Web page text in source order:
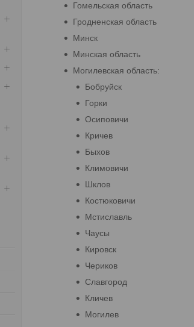
Гомельская область
Гродненская область
Минск
Минская область
Могилевская область:
Бобруйск
Горки
Осиповичи
Кричев
Быхов
Климовичи
Шклов
Костюковичи
Мстиславль
Чаусы
Кировск
Чериков
Славгород
Кличев
Могилев